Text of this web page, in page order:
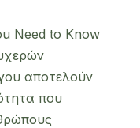
Need to Know
αποτελούν
που